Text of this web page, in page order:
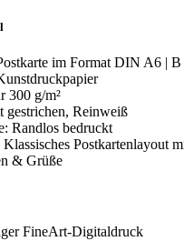
im Format DIN A6 |
300 g/m²
gestrichen, Reinweiß
Randlos bedruckt
Klassisches Postkartenlayout
& Grüße
FineArt-Digitaldruck